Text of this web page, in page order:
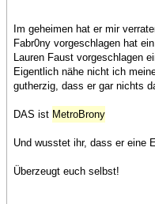
Im geheimen hat er mir
Fabr0ny vorgeschlagen hat
Lauren Faust vorgeschlagen
Eigentlich nähe nicht ich
gutherzig, dass er gar nichts
DAS ist MetroBrony
Und wusstet ihr, dass er eine
Überzeugt euch selbst!